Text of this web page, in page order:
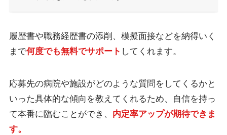
履歴書や職務経歴書の添削、模擬面接などを納得いく
まで何度でも無料でサポート してくれます。
応募先の病院や施設がどのような質問をしてくるかと
いった具体的な傾向を教えてくれるため、自信を持っ
て本番に臨むことができ、 内定率アップが期待できま
す。